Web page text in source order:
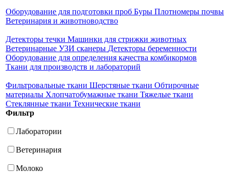
Оборудование для подготовки проб Буры Плотномеры почвы
Ветеринария и животноводство
Детекторы течки Машинки для стрижки животных
Ветеринарные УЗИ сканеры Детекторы беременности
Оборудование для определения качества комбикормов
Ткани для производств и лабораторий
Фильтровальные ткани Шерстяные ткани Обтирочные
материалы Хлопчатобумажные ткани Тяжелые ткани
Стеклянные ткани Технические ткани
Фильтр
Лаборатории
Ветеринария
Молоко